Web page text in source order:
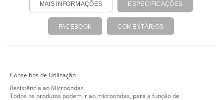
MAIS INFORMAÇÕES ESPECIFICAÇÕES
FACEBOOK COMENTÁRIOS
Conselhos de Utilização
Resistência ao Microondas
Todos os produtos podem ir ao microondas, para a função de